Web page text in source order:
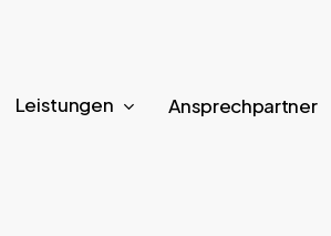
Leistungen Ansprechpartner